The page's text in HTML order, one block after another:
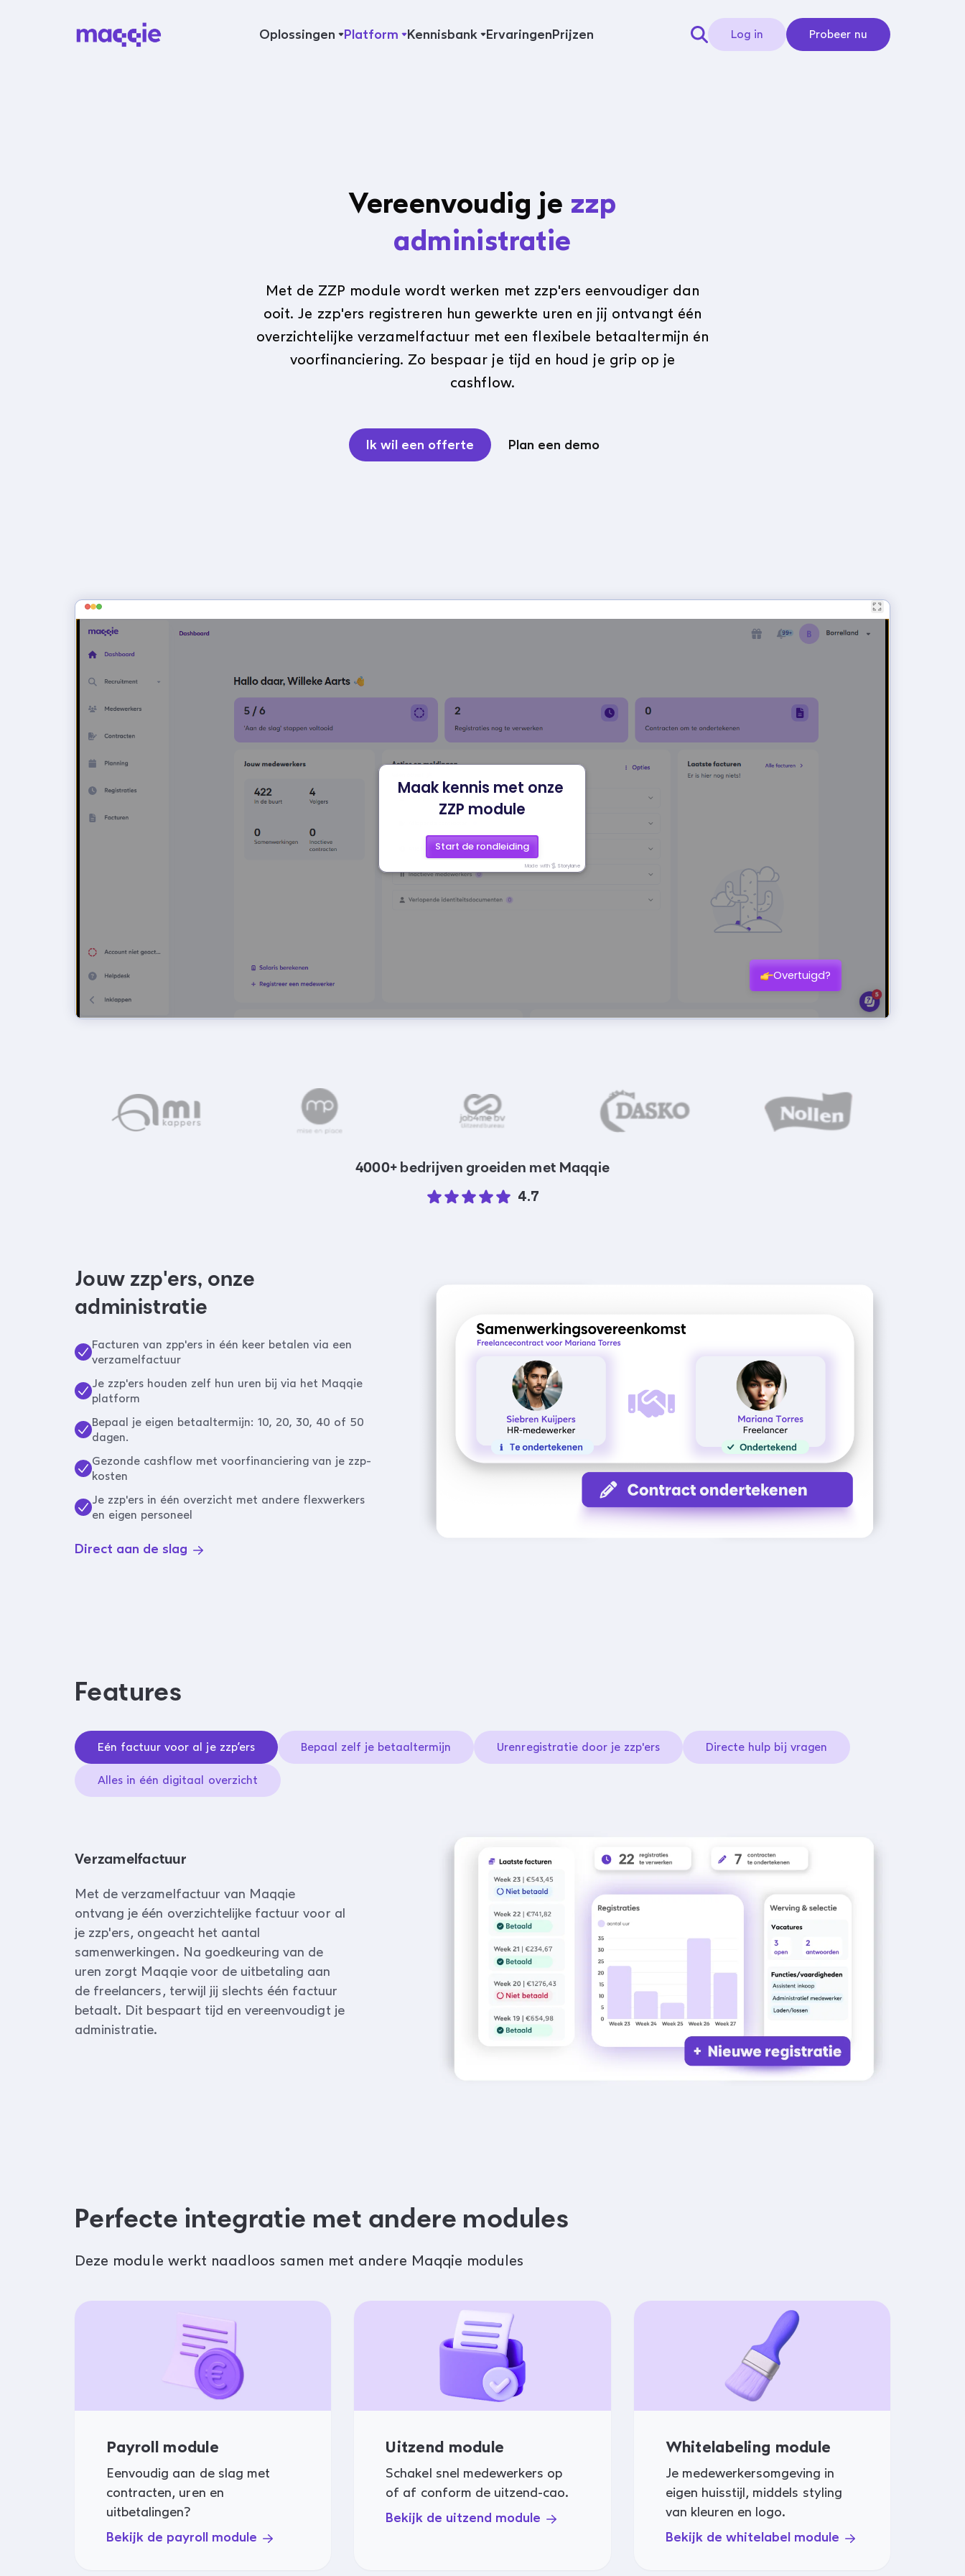
Oplossingen Platform Kennisbank ErvaringenPrijzen Log in Probeer nu
Vereenvoudig je zzp
administratie
Met de ZZP module wordt werken met zzp'ers eenvoudiger dan
ooit. Je zzp'ers registreren hun gewerkte uren en jij ontvangt één
overzichtelijke verzamelfactuur met een flexibele betaaltermijn én
voorfinanciering. Zo bespaar je tijd en houd je grip op je
cashflow.
Ik wil een offerte Plan een demo
4000+ bedrijven groeiden met Maqqie
4.7
Jouw zzp'ers, onze
administratie
Facturen van zpp'ers in één keer betalen via een
verzamelfactuur
Je zzp'ers houden zelf hun uren bij via het Maqqie
platform
Bepaal je eigen betaaltermijn: 10, 20, 30, 40 of 50
dagen.
Gezonde cashflow met voorfinanciering van je zzp-
kosten
Je zzp'ers in één overzicht met andere flexwerkers
en eigen personeel
Direct aan de slag
Features
Eén factuur voor al je zzp’ers Bepaal zelf je betaaltermijn Urenregistratie door je zzp'ers Directe hulp bij vragen
Alles in één digitaal overzicht
Verzamelfactuur
Met de verzamelfactuur van Maqqie
ontvang je één overzichtelijke factuur voor al
je zzp'ers, ongeacht het aantal
samenwerkingen. Na goedkeuring van de
uren zorgt Maqqie voor de uitbetaling aan
de freelancers, terwijl jij slechts één factuur
betaalt. Dit bespaart tijd en vereenvoudigt je
administratie.
Perfecte integratie met andere modules
Deze module werkt naadloos samen met andere Maqqie modules
Payroll module
Eenvoudig aan de slag met
contracten, uren en
uitbetalingen?
Bekijk de payroll module
Uitzend module
Schakel snel medewerkers op
of af conform de uitzend-cao.
Bekijk de uitzend module
Whitelabeling module
Je medewerkersomgeving in
eigen huisstijl, middels styling
van kleuren en logo.
Bekijk de whitelabel module